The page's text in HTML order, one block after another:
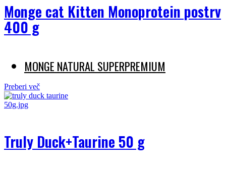
Monge cat Kitten Monoprotein postrv
400 g
MONGE NATURAL SUPERPREMIUM
Preberi več
Truly Duck+Taurine 50 g